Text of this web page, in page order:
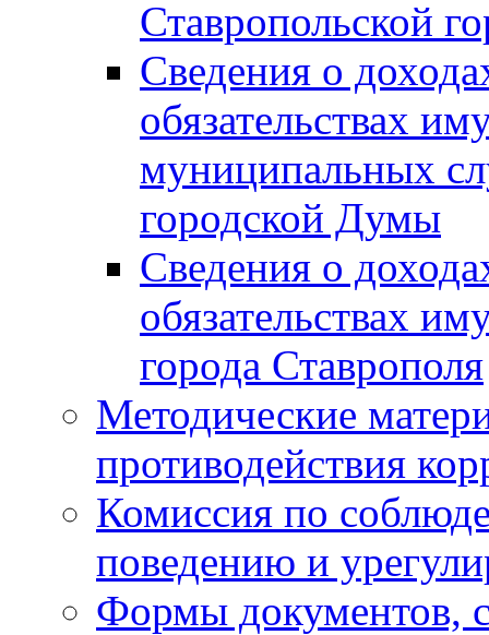
Ставропольской
Сведения о
обязательствах
муниципальных
городской Думы
Сведения о
обязательствах
города Ставрополя
Методические
противодействия
Комиссия по
поведению и
Формы документов,